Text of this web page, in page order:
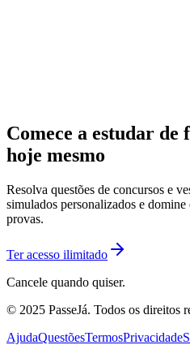
Comece a estudar
hoje mesmo
Resolva questões de concursos e
simulados personalizados e
provas.
Ter acesso ilimitado
Cancele quando quiser.
© 2025 PasseJá. Todos os direitos
AjudaQuestõesTermosPrivacidade